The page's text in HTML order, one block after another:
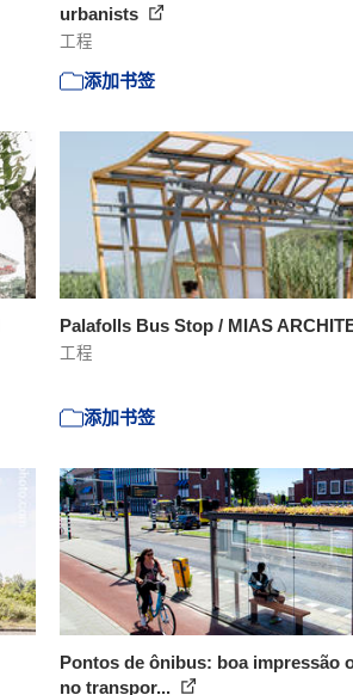
urbanists
工程
添加书签
Palafolls Bus Stop / MIAS
工程
添加书签
Pontos de ônibus: boa impressão
no transpor...